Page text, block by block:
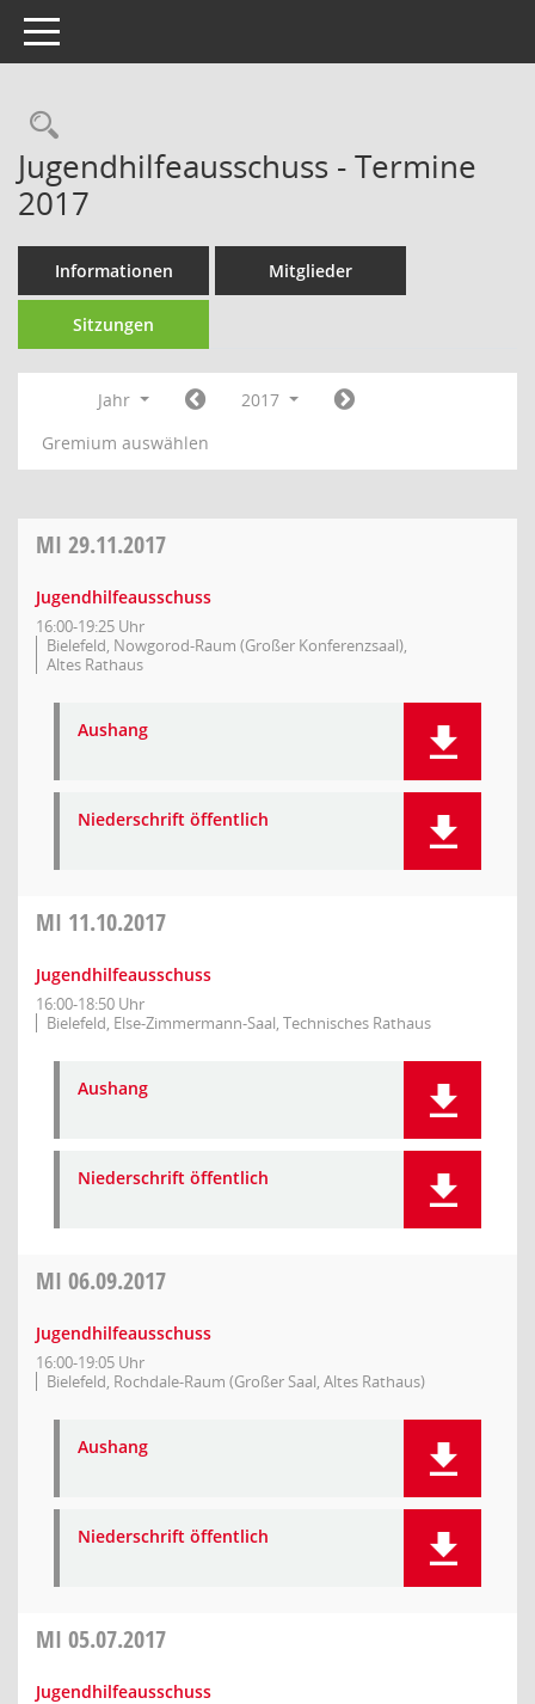
Toggle navigation
Rechercheauswahl
Jugendhilfeausschuss - Termine
2017
Informationen Mitglieder
Sitzungen
Jahr
2017
Gremium auswählen
MI 29.11.2017
Jugendhilfeausschuss
16:00-19:25 Uhr
Bielefeld, Nowgorod-Raum (Großer Konferenzsaal),
Altes Rathaus
Aushang
Niederschrift öffentlich
MI 11.10.2017
Jugendhilfeausschuss
16:00-18:50 Uhr
Bielefeld, Else-Zimmermann-Saal, Technisches Rathaus
Aushang
Niederschrift öffentlich
MI 06.09.2017
Jugendhilfeausschuss
16:00-19:05 Uhr
Bielefeld, Rochdale-Raum (Großer Saal, Altes Rathaus)
Aushang
Niederschrift öffentlich
MI 05.07.2017
Jugendhilfeausschuss